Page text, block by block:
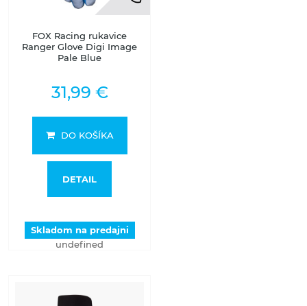
FOX Racing rukavice
Ranger Glove Digi Image
Pale Blue
31,99 €
DO KOŠÍKA
DETAIL
Skladom na predajni
undefined